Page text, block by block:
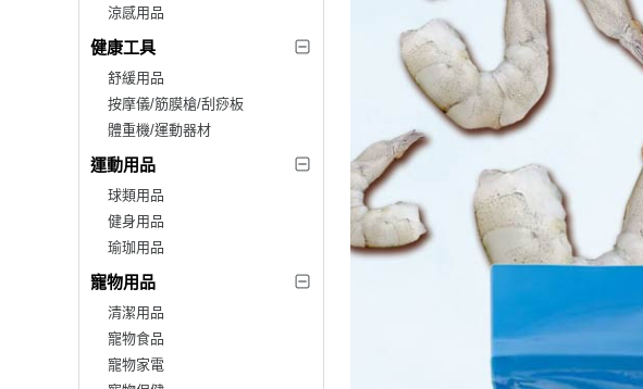
涼感用品
健康工具
舒緩用品
按摩儀/筋膜槍/刮痧板
體重機/運動器材
運動用品
球類用品
健身用品
瑜珈用品
寵物用品
清潔用品
寵物食品
寵物家電